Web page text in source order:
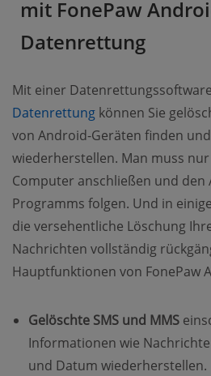
mit FonePaw
Datenrettung
Mit einer
Datenrettung können Sie
von Android-Geräten finden
wiederherstellen. Man muss
Computer anschließen und den
Programms folgen. Und in
die versehentliche Löschung
Nachrichten vollständig
Hauptfunktionen von FonePaw
Gelöschte SMS und MMS
Informationen wie
und Datum wiederherstellen.